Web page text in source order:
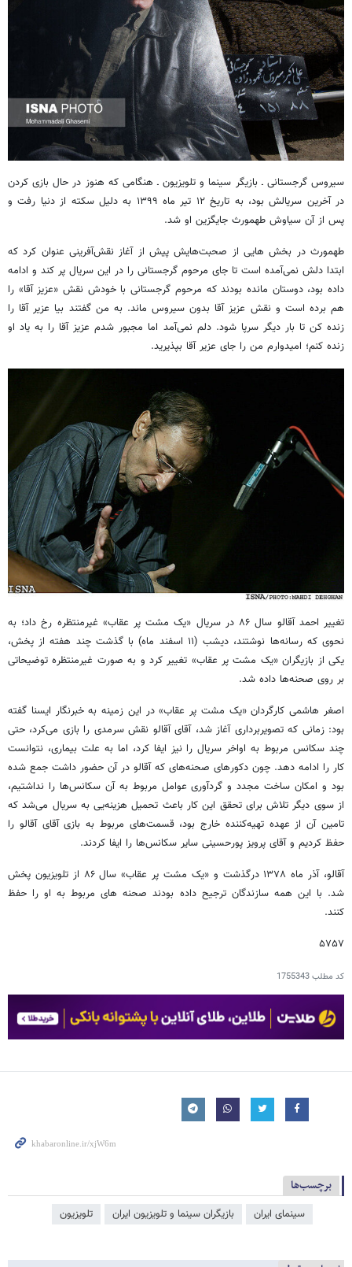
سیروس گرجستانی ـ بازیگر سینما و تلویزیون ـ هنگامی که هنوز در حال بازی کردن
در آخرین سریالش بود، به تاریخ ۱۲ تیر ماه ۱۳۹۹ به دلیل سکته از دنیا رفت و
پس از آن سیاوش طهمورث جایگزین او شد.
طهمورث در بخش هایی از صحبت‌هایش پیش از آغاز نقش‌آفرینی عنوان کرد که
ابتدا دلش نمی‌آمده است تا جای مرحوم گرجستانی را در این سریال پر کند و ادامه
داده بود، دوستان مانده بودند که مرحوم گرجستانی با خودش نقش «عزیز آقا» را
هم برده است و نقش عزیز آقا بدون سیروس ماند. به من گفتند بیا عزیر آقا را
زنده کن تا بار دیگر سرپا شود. دلم نمی‌آمد اما مجبور شدم عزیز آقا را به یاد او
زنده کنم؛ امیدوارم من را جای عزیر آقا بپذیرید.
تغییر احمد آقالو سال ۸۶ در سریال «یک مشت پر عقاب» غیرمنتظره رخ داد؛ به
نحوی که رسانه‌ها نوشتند، دیشب (۱۱ اسفند ماه) با گذشت چند هفته از پخش،
یکی از بازیگران «یک مشت پر عقاب» تغییر کرد و به صورت غیرمنتظره توضیحاتی
بر روی صحنه‌ها داده شد.
اصغر هاشمی کارگردان «یک مشت پر عقاب» در این زمینه به خبرنگار ایسنا گفته
بود: زمانی که تصویربرداری آغاز شد، آقای آقالو نقش سرمدی را بازی می‌کرد، حتی
چند سکانس مربوط به اواخر سریال را نیز ایفا کرد، اما به علت بیماری، نتوانست
کار را ادامه دهد. چون دکورهای صحنه‌های که آقالو در آن حضور داشت جمع شده
بود و امکان ساخت مجدد و گردآوری عوامل مربوط به آن سکانس‌ها را نداشتیم،
از سوی دیگر تلاش برای تحقق این کار باعث تحمیل هزینه‌یی به سریال می‌شد که
تامین آن از عهده‌ تهیه‌کننده خارج بود، قسمت‌های مربوط به بازی آقای آقالو را
حفظ کردیم و ‌آقای پرویز پورحسینی سایر سکانس‌ها را ایفا کردند.
آقالو، آذر ماه ۱۳۷۸ درگذشت و «یک مشت پر عقاب» سال ۸۶ از تلویزیون پخش
شد. با این همه سازندگان ترجیح داده بودند صحنه های مربوط به او را حفظ
کنند.
۵۷۵۷
کد مطلب1755343
برچسب‌ها
سینمای ایران بازیگران سینما و تلویزیون ایران تلویزیون